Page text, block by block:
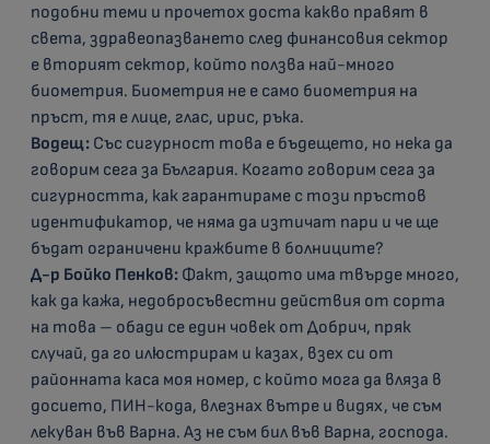
подобни теми и прочетох доста какво правят в
света, здравеопазването след финансовия сектор
е вторият сектор, който ползва най-много
биометрия. Биометрия не е само биометрия на
пръст, тя е лице, глас, ирис, ръка.
Водещ: Със сигурност това е бъдещето, но нека да
говорим сега за България. Когато говорим сега за
сигурността, как гарантираме с този пръстов
идентификатор, че няма да изтичат пари и че ще
бъдат ограничени кражбите в болниците?
Д-р Бойко Пенков: Факт, защото има твърде много,
как да кажа, недобросъвестни действия от сорта
на това – обади се един човек от Добрич, пряк
случай, да го илюстрирам и казах, взех си от
районната каса моя номер, с който мога да вляза в
досието, ПИН-кода, влезнах вътре и видях, че съм
лекуван във Варна. Аз не съм бил във Варна, господа.